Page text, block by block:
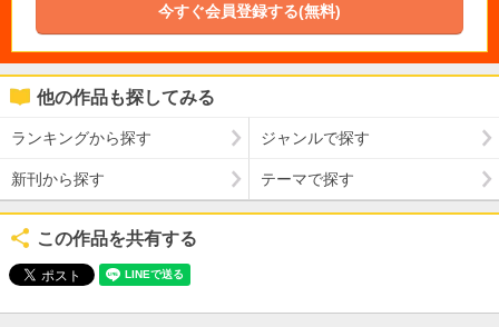
今すぐ会員登録する(無料)
他の作品も探してみる
ランキングから探す ジャンルで探す
新刊から探す テーマで探す
この作品を共有する